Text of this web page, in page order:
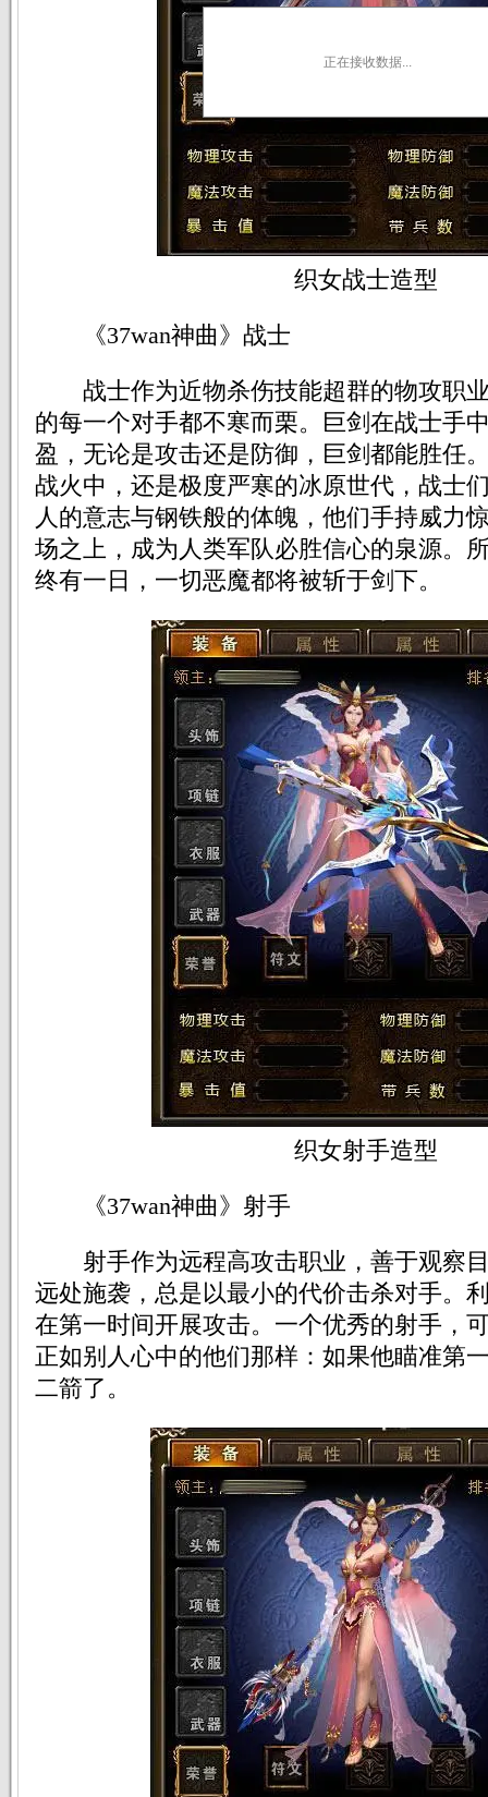
织女战士造型
《37wan神曲》战士
战士作为近物杀伤技能超群的物攻职
的每一个对手都不寒而栗。巨剑在战士手
盈，无论是攻击还是防御，巨剑都能胜任
战火中，还是极度严寒的冰原世代，战士
人的意志与钢铁般的体魄，他们手持威力
场之上，成为人类军队必胜信心的泉源。
终有一日，一切恶魔都将被斩于剑下。
织女射手造型
《37wan神曲》射手
射手作为远程高攻击职业，善于观察
远处施袭，总是以最小的代价击杀对手。
在第一时间开展攻击。一个优秀的射手，
正如别人心中的他们那样：如果他瞄准第
二箭了。
正在接收数据...